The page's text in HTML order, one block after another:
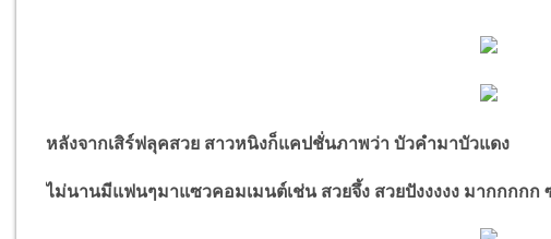
หลังจากเสิร์ฟลุคสวย สาวหนิงก็แคปชั่นภาพว่า บัวคำมาบัวแดง
ไม่นานมีแฟนๆมาแซวคอมเมนต์เช่น สวยจึ้ง สวยปังงงงง มากกกกก